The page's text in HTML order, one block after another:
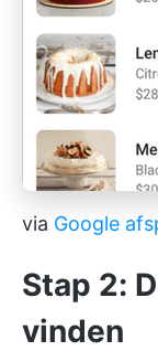
via Google
Stap 2:
vinden